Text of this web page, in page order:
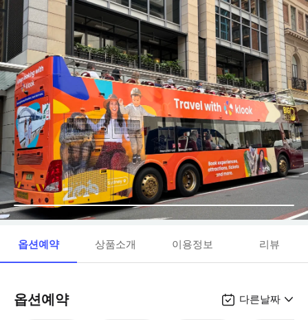
옵션예약 상품소개 이용정보 리뷰
옵션예약 다른날짜